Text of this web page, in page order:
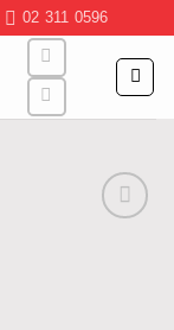
02 311 0596